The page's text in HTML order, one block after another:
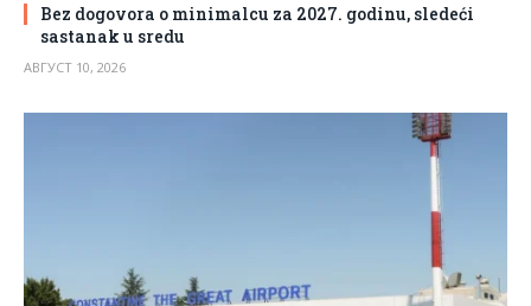
Bez dogovora o minimalcu za 2027. godinu, sledeći
sastanak u sredu
АВГУСТ 10, 2026